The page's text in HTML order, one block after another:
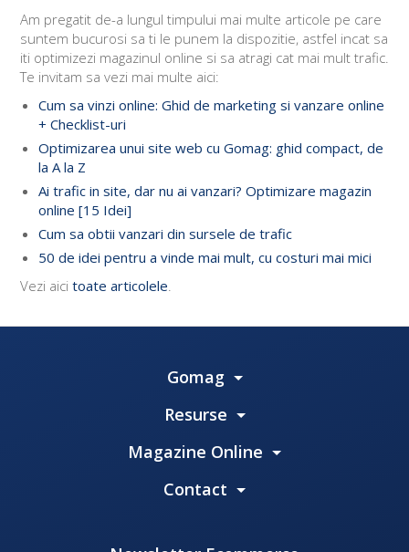
Am pregatit de-a lungul timpului mai multe articole pe care
suntem bucurosi sa ti le punem la dispozitie, astfel incat sa
iti optimizezi magazinul online si sa atragi cat mai mult trafic.
Te invitam sa vezi mai multe aici:
Cum sa vinzi online: Ghid de marketing si vanzare online
+ Checklist-uri
Optimizarea unui site web cu Gomag: ghid compact, de
la A la Z
Ai trafic in site, dar nu ai vanzari? Optimizare magazin
online [15 Idei]
Cum sa obtii vanzari din sursele de trafic
50 de idei pentru a vinde mai mult, cu costuri mai mici
Vezi aici toate articolele.
Gomag
Resurse
Magazine Online
Contact